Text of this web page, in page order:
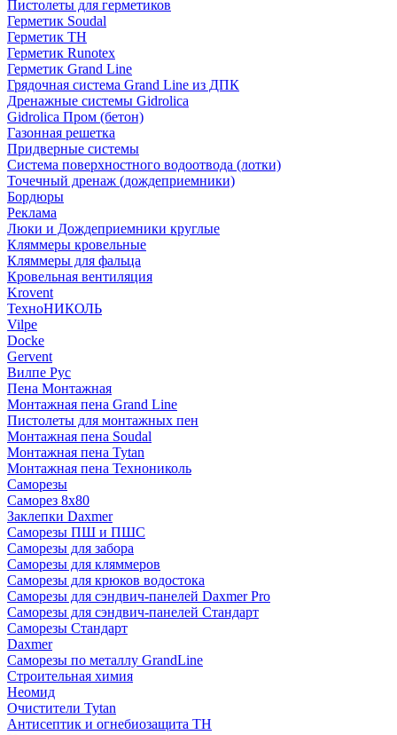
Пистолеты для герметиков
Герметик Soudal
Герметик ТН
Герметик Runotex
Герметик Grand Line
Грядочная система Grand Line из ДПК
Дренажные системы Gidrolica
Gidrolica Пром (бетон)
Газонная решетка
Придверные системы
Система поверхностного водоотвода (лотки)
Точечный дренаж (дождеприемники)
Бордюры
Рекламa
Люки и Дождеприемники круглые
Кляммеры кровельные
Кляммеры для фальца
Кровельная вентиляция
Krovent
ТехноНИКОЛЬ
Vilpe
Docke
Gervent
Вилпе Рус
Пена Монтажнaя
Монтажная пена Grand Linе
Пистолеты для монтажных пен
Монтажная пена Soudal
Монтажная пена Tytan
Монтажная пена Технониколь
Саморезы
Саморез 8х80
Заклепки Daxmer
Саморезы ПШ и ПШС
Саморезы для забора
Саморезы для кляммеров
Саморезы для крюков водостока
Саморезы для сэндвич-панелей Daxmer Pro
Саморезы для сэндвич-панелей Стандарт
Саморезы Стандарт
Daxmer
Саморезы по металлу GrandLine
Строительная химия
Неомид
Очистители Tytan
Антисептик и огнебиозащита ТН